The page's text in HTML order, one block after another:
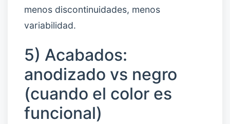
menos discontinuidades, menos
variabilidad.
5) Acabados:
anodizado vs negro
(cuando el color es
funcional)